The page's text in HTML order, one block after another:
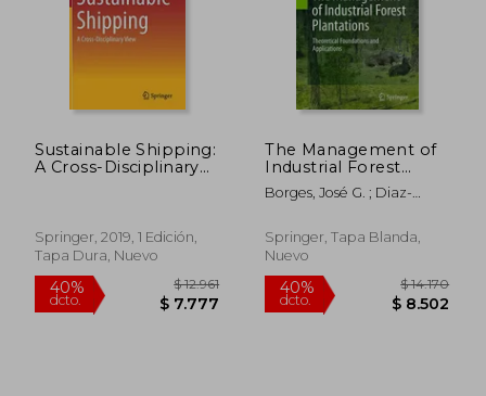
40%
dcto.
Sustainable Shipping:
A Cross-Disciplinary
Springer, 2019, 1 Edición,
Tapa Dura, Nuevo
The Management of
Industrial Forest
Plantations:
Theoretical
Applications (en
Inglés)
Borges, José G. ; Diaz-
Marc E.
Springer, Tapa Blanda,
Nuevo